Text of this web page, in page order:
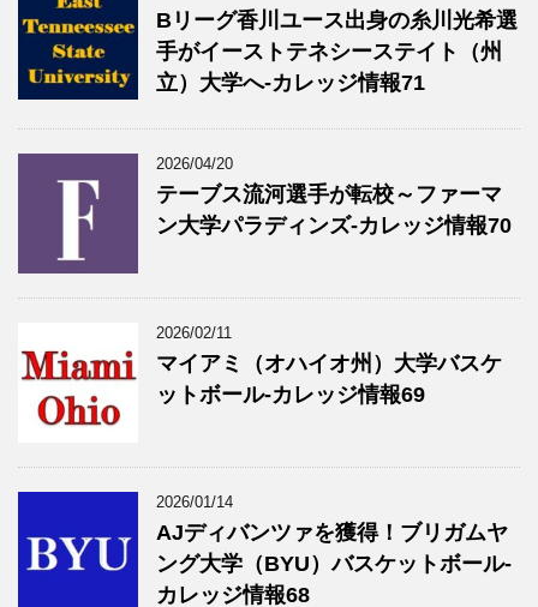
Bリーグ香川ユース出身の糸川光希選
手がイーストテネシーステイト（州
立）大学へ‐カレッジ情報71
2026/04/20
テーブス流河選手が転校～ファーマ
ン大学パラディンズ-カレッジ情報70
2026/02/11
マイアミ（オハイオ州）大学バスケ
ットボール-カレッジ情報69
2026/01/14
AJディバンツァを獲得！ブリガムヤ
ング大学（BYU）バスケットボール-
カレッジ情報68